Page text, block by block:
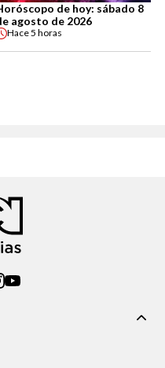
de hoy: sábado 8
agosto de 2026
Hace5 horas